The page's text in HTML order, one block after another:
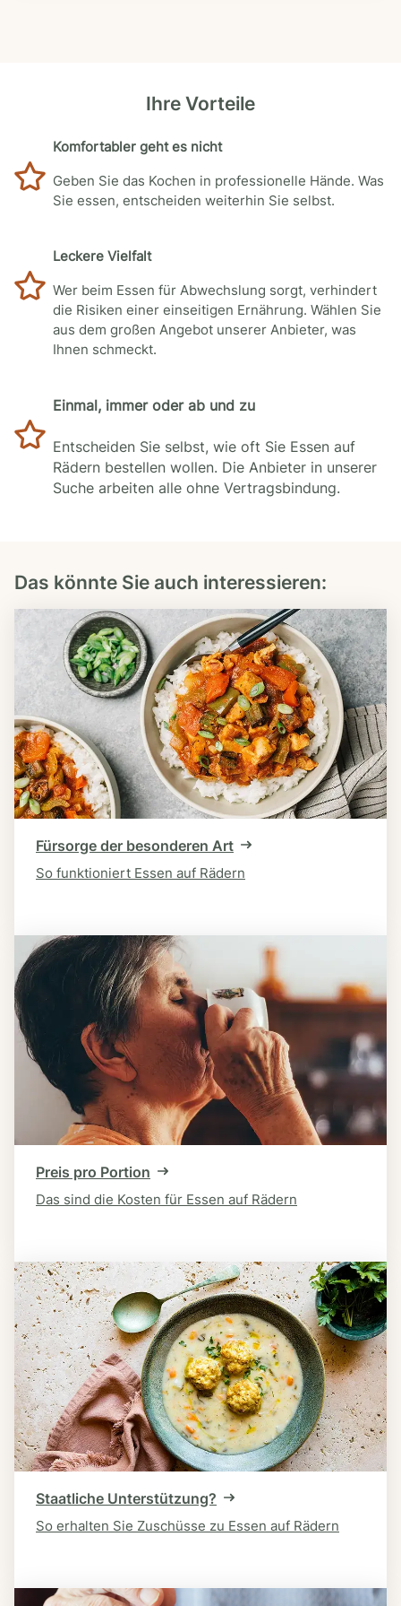
Ihre Vorteile
Komfortabler geht es nicht
Geben Sie das Kochen in professionelle Hände. Was
Sie essen, entscheiden weiterhin Sie selbst.
Leckere Vielfalt
Wer beim Essen für Abwechslung sorgt, verhindert
die Risiken einer einseitigen Ernährung. Wählen Sie
aus dem großen Angebot unserer Anbieter, was
Ihnen schmeckt.
Einmal, immer oder ab und zu
Entscheiden Sie selbst, wie oft Sie Essen auf
Rädern bestellen wollen. Die Anbieter in unserer
Suche arbeiten alle ohne Vertragsbindung.
Das könnte Sie auch interessieren:
Fürsorge der besonderen Art
So funktioniert Essen auf Rädern
Preis pro Portion
Das sind die Kosten für Essen auf Rädern
Staatliche Unterstützung?
So erhalten Sie Zuschüsse zu Essen auf Rädern